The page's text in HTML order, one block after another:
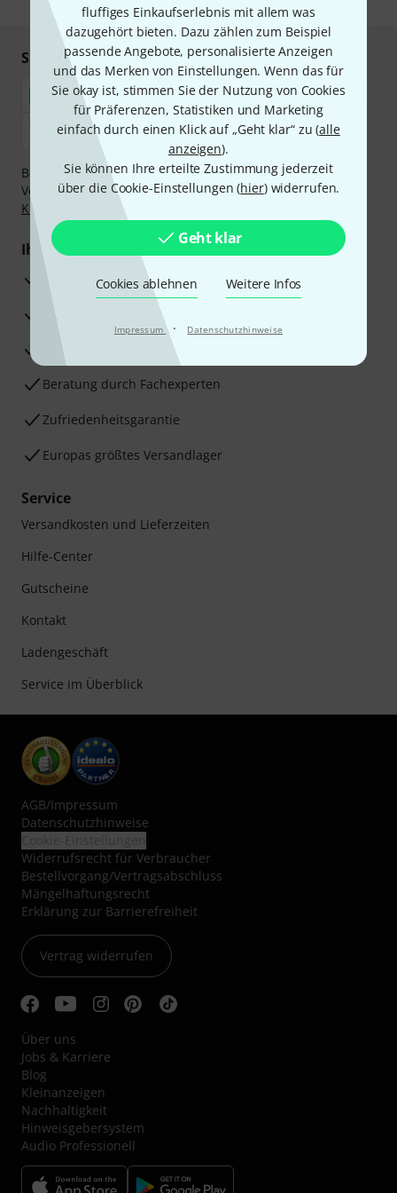
fluffiges Einkaufserlebnis mit allem was
dazugehört bieten. Dazu zählen zum Beispiel
passende Angebote, personalisierte Anzeigen
und das Merken von Einstellungen. Wenn das für
Sie okay ist, stimmen Sie der Nutzung von Cookies
für Präferenzen, Statistiken und Marketing
einfach durch einen Klick auf „Geht klar“ zu (alle
anzeigen).
Sie können Ihre erteilte Zustimmung jederzeit
über die Cookie-Einstellungen (hier) widerrufen.
Geht klar
Cookies ablehnen Weitere Infos
Impressum · Datenschutzhinweise
Sicher einkaufen & bezahlen
Bezahlen Sie vertraulich und sicher per Nachnahme,
Vorkasse, PayPal, Amazon Pay,Klarna Sofort bezahlen
Klarna Ratenzahlung
Ihre Vorteile
3 Jahre Thomann Garantie
30 Tage Money-Back-Garantie
Beratung durch Fachexperten
Zufriedenheitsgarantie
Europas größtes Versandlager
Service
Versandkosten und Lieferzeiten
Hilfe-Center
Gutscheine
Kontakt
Ladengeschäft
Service im Überblick
AGB/Impressum
Datenschutzhinweise
Widerrufsrecht für Verbraucher
Bestellvorgang/Vertragsabschluss
Mängelhaftungsrecht
Erklärung zur Barrierefreiheit
Vertrag widerrufen
Über uns
Jobs & Karriere
Blog
Kleinanzeigen
Nachhaltigkeit
Hinweisgebersystem
Audio Professionell